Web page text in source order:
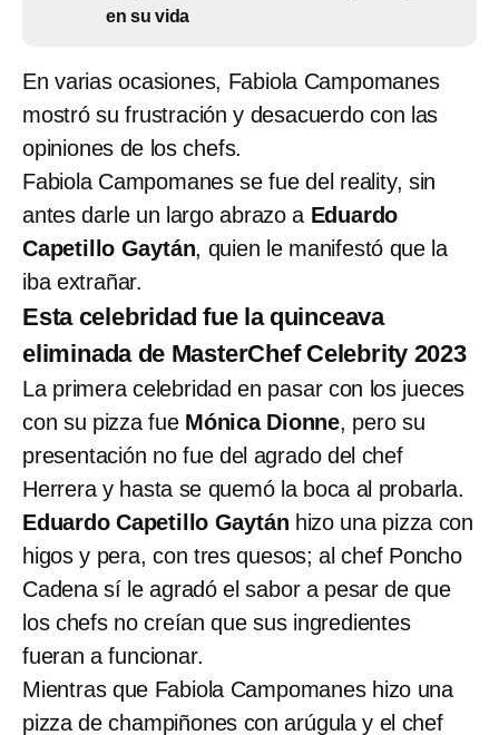
en su vida
En varias ocasiones, Fabiola Campomanes
mostró su frustración y desacuerdo con las
opiniones de los chefs.
Fabiola Campomanes se fue del reality, sin
antes darle un largo abrazo a Eduardo
Capetillo Gaytán, quien le manifestó que la
iba extrañar.
Esta celebridad fue la quinceava
eliminada de MasterChef Celebrity 2023
La primera celebridad en pasar con los jueces
con su pizza fue Mónica Dionne, pero su
presentación no fue del agrado del chef
Herrera y hasta se quemó la boca al probarla.
Eduardo Capetillo Gaytán hizo una pizza con
higos y pera, con tres quesos; al chef Poncho
Cadena sí le agradó el sabor a pesar de que
los chefs no creían que sus ingredientes
fueran a funcionar.
Mientras que Fabiola Campomanes hizo una
pizza de champiñones con arúgula y el chef